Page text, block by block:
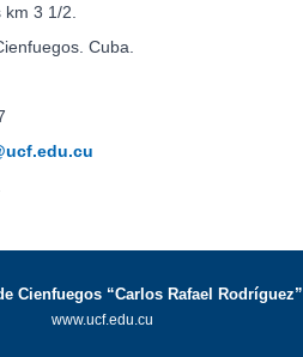
3 1/2.
Cuba.
Cienfuegos “Carlos Rafael Rodríguez”
www.ucf.edu.cu